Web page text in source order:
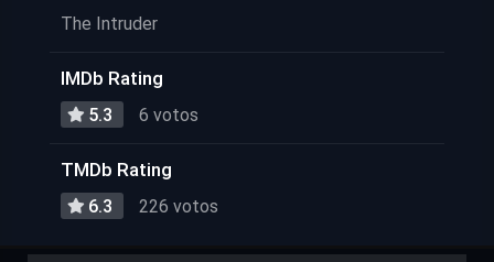
The Intruder
IMDb Rating
5.3 6 votos
TMDb Rating
6.3 226 votos